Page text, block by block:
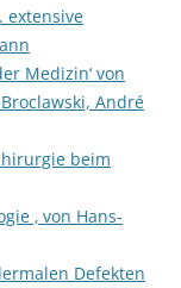
extensive
Medizin‘ von
André
beim
‚ von Hans-
Defekten